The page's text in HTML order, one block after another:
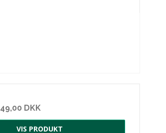
49,00 DKK
VIS PRODUKT